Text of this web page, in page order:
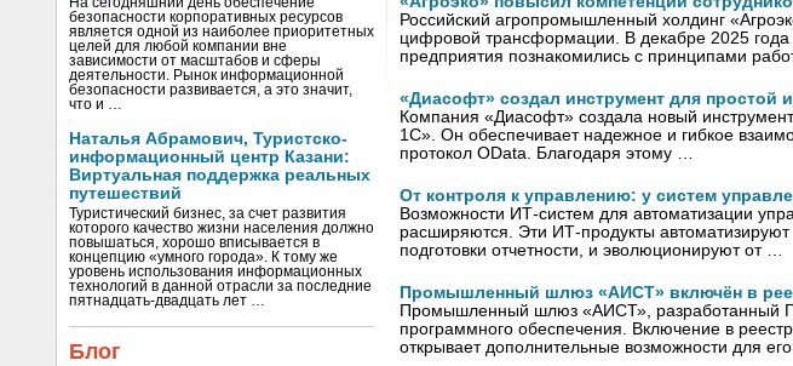
безопасности корпоративных ресурсов
является одной из наиболее приоритетных
целей для любой компании вне
зависимости от масштабов и сферы
деятельности. Рынок информационной
безопасности развивается, а это значит,
что и …
Наталья Абрамович, Туристско-
информационный центр Казани:
Виртуальная поддержка реальных
путешествий
Туристический бизнес, за счет развития
которого качество жизни населения должно
повышаться, хорошо вписывается в
концепцию «умного города». К тому же
уровень использования информационных
технологий в данной отрасли за последние
пятнадцать-двадцать лет …
Блог
Российский агропромышленный холдинг
цифровой трансформации. В декабре 2025
предприятия познакомились с принципами
«Диасофт» создал инструмент для простой
Компания «Диасофт» создала новый
1С». Он обеспечивает надежное и гибкое
протокол OData. Благодаря этому …
От контроля к управлению: у систем
Возможности ИТ-систем для автоматизации
расширяются. Эти ИТ-продукты
подготовки отчетности, и эволюционируют от …
Промышленный шлюз «АИСТ» включён в
Промышленный шлюз «АИСТ», разработанный
программного обеспечения. Включение в
открывает дополнительные возможности для